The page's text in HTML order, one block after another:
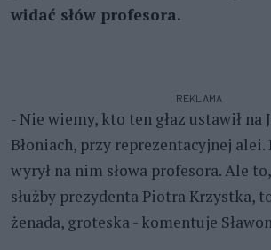
widać słów profesora.
REKLAMA
- Nie wiemy, kto ten głaz ustawił na
Błoniach, przy reprezentacyjnej
wyrył na nim słowa profesora. Ale
służby prezydenta Piotra Krzystka,
żenada, groteska - komentuje